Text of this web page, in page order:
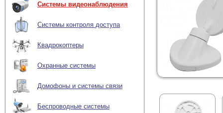
Системы видеонаблюдения
Системы контроля доступа
Квадрокоптеры
Охранные системы
Домофоны и системы связи
Беспроводные системы